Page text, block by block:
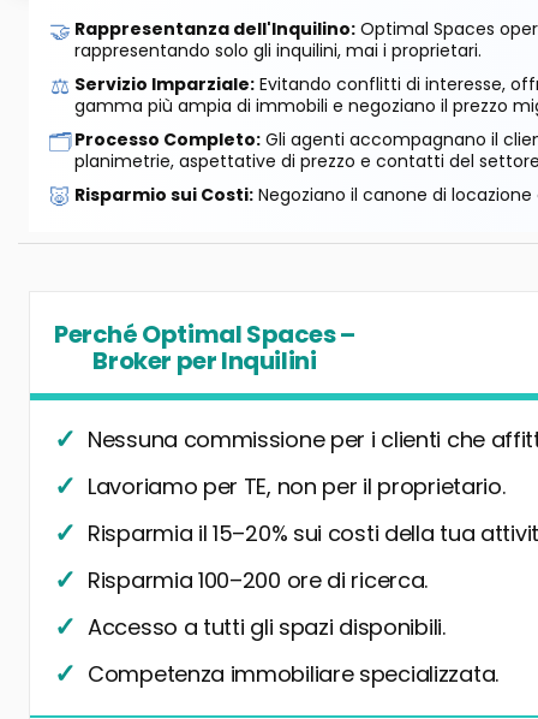
🤝 Rappresentanza dell'Inquilino: Optimal Spaces
rappresentando solo gli inquilini, mai i proprietari.
⚖️ Servizio Imparziale: Evitando conflitti di interesse,
gamma più ampia di immobili e negoziano il prezzo
🗂️Processo Completo: Gli agenti accompagnano il
planimetrie, aspettative di prezzo e contatti del
🐷 Risparmio sui Costi: Negoziano il canone di
Perché Optimal Spaces –
Broker per Inquilini
Nessuna commissione per i clienti che
Lavoriamo per TE, non per il proprietario.
Risparmia il 15–20% sui costi della tua
Risparmia 100–200 ore di ricerca.
Accesso a tutti gli spazi disponibili.
Competenza immobiliare specializzata.